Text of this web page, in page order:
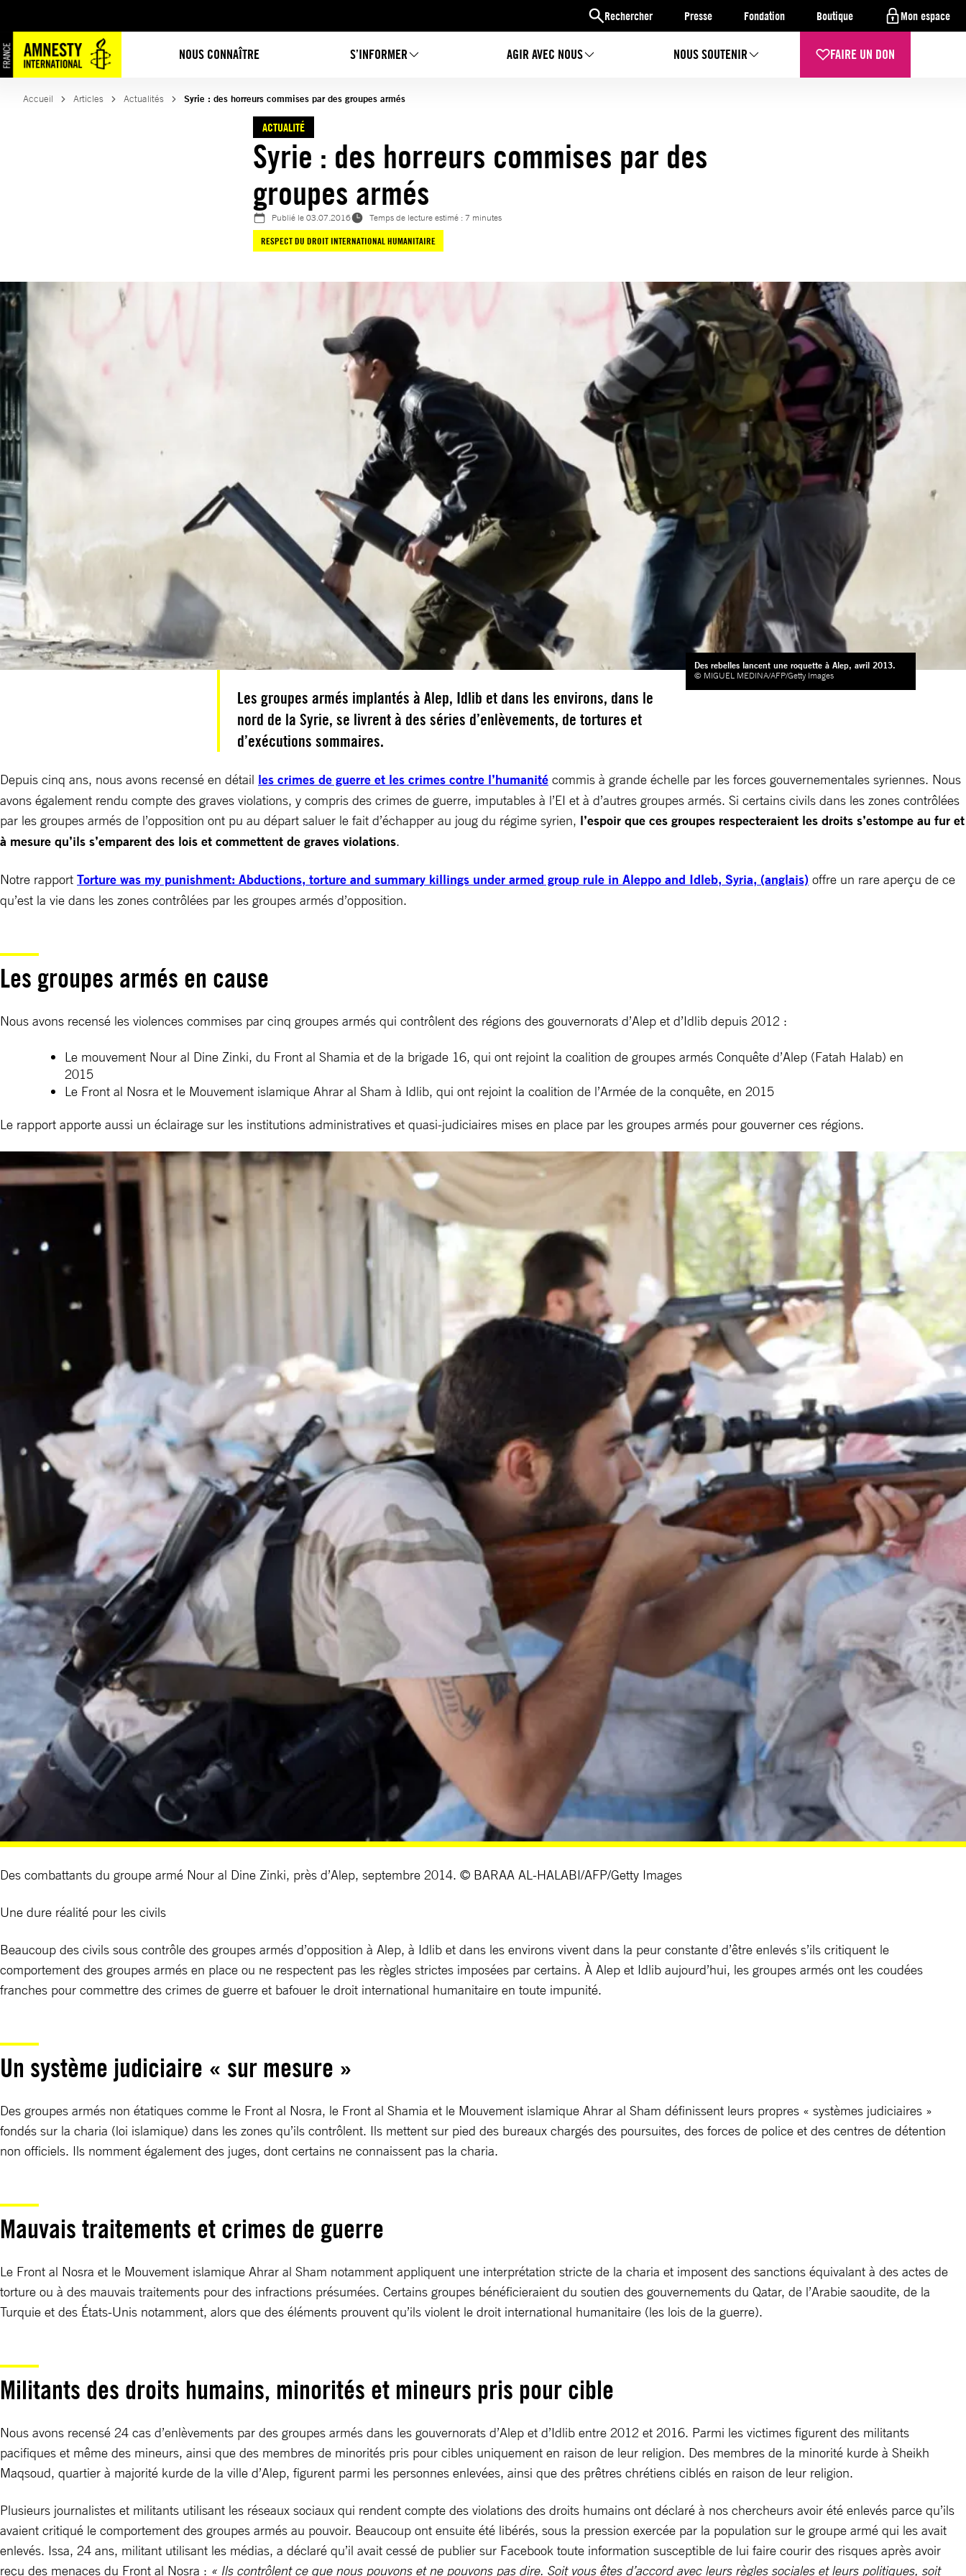
Rechercher Presse Fondation Boutique Mon espace
NOUS CONNAÎTRE S’INFORMER AGIR AVEC NOUS NOUS SOUTENIR FAIRE UN DON
au
contenu
Accueil Articles Actualités Syrie : des horreurs commises par des groupes armés
ACTUALITÉ
Syrie : des horreurs commises par des
groupes armés
Publié le03.07.2016
Temps de lecture estimé : 7 minutes
RESPECT DU DROIT INTERNATIONAL HUMANITAIRE
Des rebelles lancent une roquette à Alep, avril 2013.
© MIGUEL MEDINA/AFP/Getty Images
Les groupes armés implantés à Alep, Idlib et dans les environs, dans le
nord de la Syrie, se livrent à des séries d’enlèvements, de tortures et
d’exécutions sommaires.
Depuis cinq ans, nous avons recensé en détail les crimes de guerre et les crimes contre l’humanité commis à grande échelle par les forces gouvernementales syriennes. Nous
avons également rendu compte des graves violations, y compris des crimes de guerre, imputables à l’EI et à d’autres groupes armés. Si certains civils dans les zones contrôlées
par les groupes armés de l’opposition ont pu au départ saluer le fait d’échapper au joug du régime syrien, l’espoir que ces groupes respecteraient les droits s’estompe au fur et
à mesure qu’ils s’emparent des lois et commettent de graves violations.
Notre rapport Torture was my punishment: Abductions, torture and summary killings under armed group rule in Aleppo and Idleb, Syria, (anglais) offre un rare aperçu de ce
qu’est la vie dans les zones contrôlées par les groupes armés d’opposition.
Les groupes armés en cause
Nous avons recensé les violences commises par cinq groupes armés qui contrôlent des régions des gouvernorats d’Alep et d’Idlib depuis 2012 :
Le mouvement Nour al Dine Zinki, du Front al Shamia et de la brigade 16, qui ont rejoint la coalition de groupes armés Conquête d’Alep (Fatah Halab) en
2015
Le Front al Nosra et le Mouvement islamique Ahrar al Sham à Idlib, qui ont rejoint la coalition de l’Armée de la conquête, en 2015
Le rapport apporte aussi un éclairage sur les institutions administratives et quasi-judiciaires mises en place par les groupes armés pour gouverner ces régions.
Des combattants du groupe armé Nour al Dine Zinki, près d’Alep, septembre 2014. © BARAA AL-HALABI/AFP/Getty Images
Une dure réalité pour les civils
Beaucoup des civils sous contrôle des groupes armés d’opposition à Alep, à Idlib et dans les environs vivent dans la peur constante d’être enlevés s’ils critiquent le
comportement des groupes armés en place ou ne respectent pas les règles strictes imposées par certains. À Alep et Idlib aujourd’hui, les groupes armés ont les coudées
franches pour commettre des crimes de guerre et bafouer le droit international humanitaire en toute impunité.
Un système judiciaire « sur mesure »
Des groupes armés non étatiques comme le Front al Nosra, le Front al Shamia et le Mouvement islamique Ahrar al Sham définissent leurs propres « systèmes judiciaires »
fondés sur la charia (loi islamique) dans les zones qu’ils contrôlent. Ils mettent sur pied des bureaux chargés des poursuites, des forces de police et des centres de détention
non officiels. Ils nomment également des juges, dont certains ne connaissent pas la charia.
Mauvais traitements et crimes de guerre
Le Front al Nosra et le Mouvement islamique Ahrar al Sham notamment appliquent une interprétation stricte de la charia et imposent des sanctions équivalant à des actes de
torture ou à des mauvais traitements pour des infractions présumées. Certains groupes bénéficieraient du soutien des gouvernements du Qatar, de l’Arabie saoudite, de la
Turquie et des États-Unis notamment, alors que des éléments prouvent qu’ils violent le droit international humanitaire (les lois de la guerre).
Militants des droits humains, minorités et mineurs pris pour cible
Nous avons recensé 24 cas d’enlèvements par des groupes armés dans les gouvernorats d’Alep et d’Idlib entre 2012 et 2016. Parmi les victimes figurent des militants
pacifiques et même des mineurs, ainsi que des membres de minorités pris pour cibles uniquement en raison de leur religion. Des membres de la minorité kurde à Sheikh
Maqsoud, quartier à majorité kurde de la ville d’Alep, figurent parmi les personnes enlevées, ainsi que des prêtres chrétiens ciblés en raison de leur religion.
Plusieurs journalistes et militants utilisant les réseaux sociaux qui rendent compte des violations des droits humains ont déclaré à nos chercheurs avoir été enlevés parce qu’ils
avaient critiqué le comportement des groupes armés au pouvoir. Beaucoup ont ensuite été libérés, sous la pression exercée par la population sur le groupe armé qui les avait
enlevés. Issa, 24 ans, militant utilisant les médias, a déclaré qu’il avait cessé de publier sur Facebook toute information susceptible de lui faire courir des risques après avoir
reçu des menaces du Front al Nosra : « Ils contrôlent ce que nous pouvons et ne pouvons pas dire. Soit vous êtes d’accord avec leurs règles sociales et leurs politiques, soit